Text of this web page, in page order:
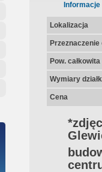
Informacje
Lokalizacja
Przeznaczenie
Pow.
Wymiary
Cena